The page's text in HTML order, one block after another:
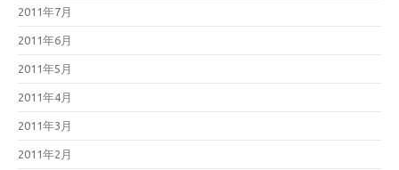
2011年7月
2011年6月
2011年5月
2011年4月
2011年3月
2011年2月